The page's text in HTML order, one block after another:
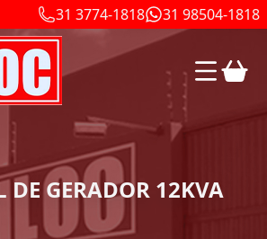
31 3774-1818 31 98504-1818
DE GERADOR 12KVA